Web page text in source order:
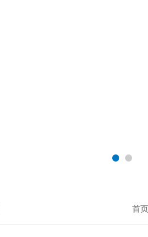
首页